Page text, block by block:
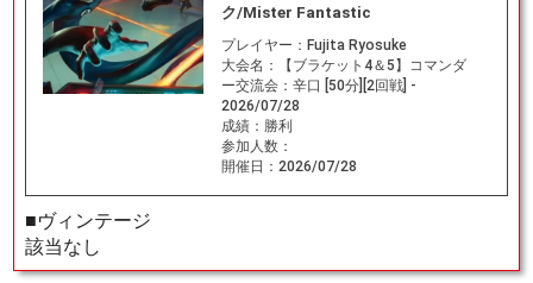
ク/Mister Fantastic
プレイヤー： Fujita Ryosuke
大会名：
【ブラケット4＆5】コマンダ
ー交流会：辛口 [50分][2回戦] -
2026/07/28
成績： 勝利
参加人数：
開催日： 2026/07/28
■ヴィンテージ
該当なし